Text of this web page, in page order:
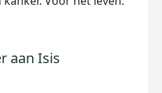
aan Isis